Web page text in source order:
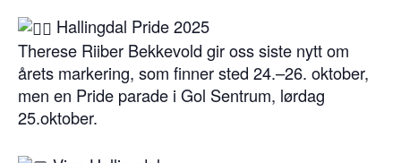
Hallingdal Pride 2025
Therese Riiber Bekkevold gir oss siste nytt om
årets markering, som finner sted 24.–26. oktober,
men en Pride parade i Gol Sentrum, lørdag
25.oktober.